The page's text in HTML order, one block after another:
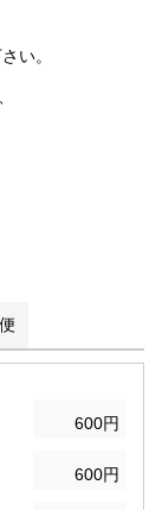
い。
600円
600円